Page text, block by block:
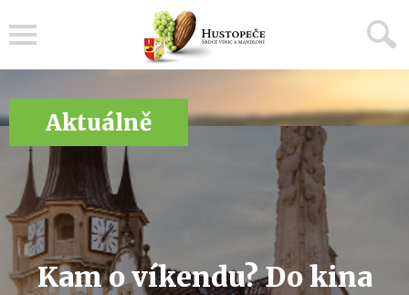
Aktuálně
Kam o víkendu? Do kina